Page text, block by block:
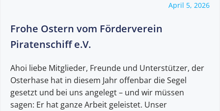
April 5, 2026
Frohe Ostern vom Förderverein
Piratenschiff e.V.
Ahoi liebe Mitglieder, Freunde und Unterstützer, der
Osterhase hat in diesem Jahr offenbar die Segel
gesetzt und bei uns angelegt – und wir müssen
sagen: Er hat ganze Arbeit geleistet. Unser